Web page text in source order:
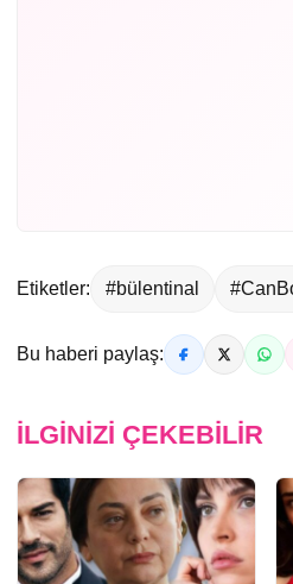
Etiketler: #bülentinal
Bu haberi paylaş:
İLGINIZI ÇEKEBILIR